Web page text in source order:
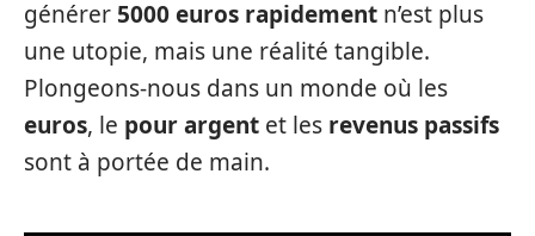
générer 5000 euros rapidement n’est plus
une utopie, mais une réalité tangible.
Plongeons-nous dans un monde où les
euros, le pour argent et les revenus passifs
sont à portée de main.